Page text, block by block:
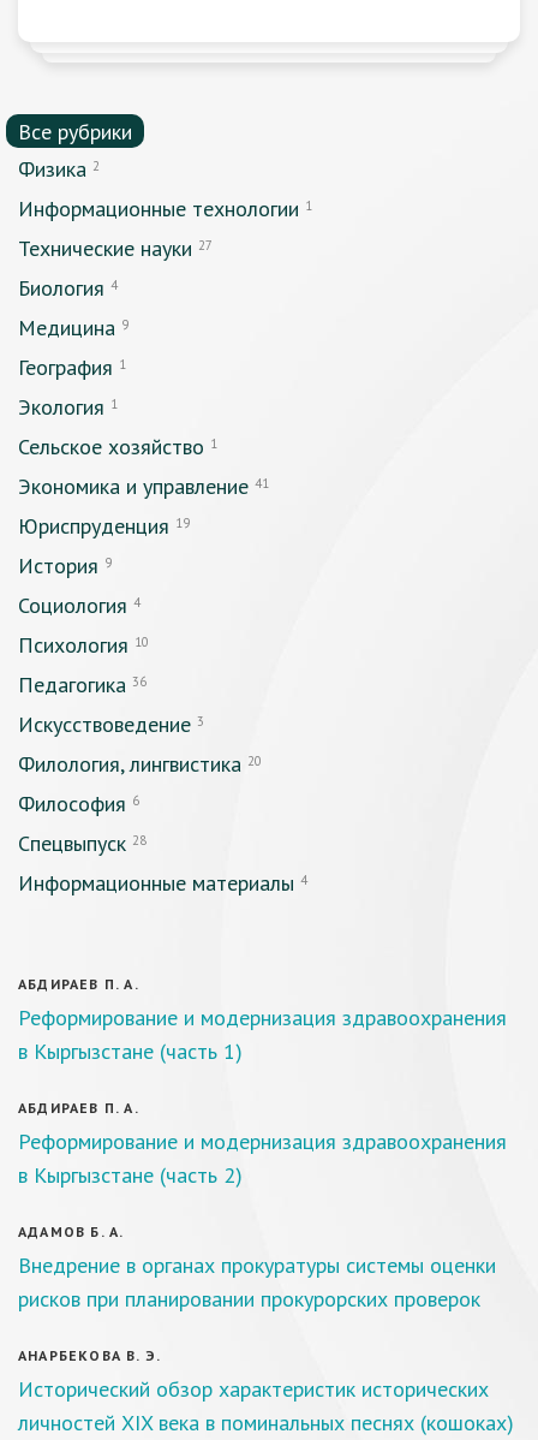
Все рубрики
Физика 2
Информационные технологии 1
Технические науки 27
Биология 4
Медицина 9
География 1
Экология 1
Сельское хозяйство 1
Экономика и управление 41
Юриспруденция 19
История 9
Социология 4
Психология 10
Педагогика 36
Искусствоведение 3
Филология, лингвистика 20
Философия 6
Спецвыпуск 28
Информационные материалы 4
АБДИРАЕВ П. А.
Реформирование и модернизация здравоохранения
в Кыргызстане (часть 1)
АБДИРАЕВ П. А.
Реформирование и модернизация здравоохранения
в Кыргызстане (часть 2)
АДАМОВ Б. А.
Внедрение в органах прокуратуры системы оценки
рисков при планировании прокурорских проверок
АНАРБЕКОВА В. Э.
Исторический обзор характеристик исторических
личностей XIX века в поминальных песнях (кошоках)